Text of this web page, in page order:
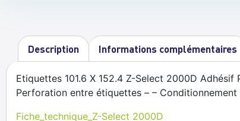
Description Informations complémentaires
Etiquettes 101.6 X 152.4 Z-Select 2000D Adhésif
Perforation entre étiquettes – –
Fiche_technique_Z-Select 2000D